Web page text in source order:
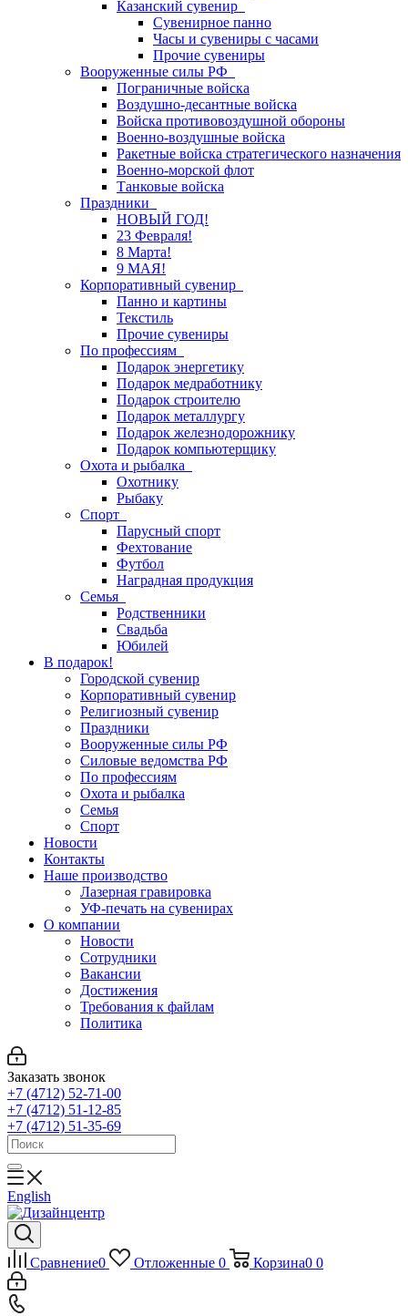
Казанский сувенир
Сувенирное панно
Часы и сувениры с часами
Прочие сувениры
Вооруженные силы РФ
Пограничные войска
Воздушно-десантные войска
Войска противовоздушной обороны
Военно-воздушные войска
Ракетные войска стратегического назначения
Военно-морской флот
Танковые войска
Праздники
НОВЫЙ ГОД!
23 Февраля!
8 Марта!
9 МАЯ!
Корпоративный сувенир
Панно и картины
Текстиль
Прочие сувениры
По профессиям
Подарок энергетику
Подарок медработнику
Подарок строителю
Подарок металлургу
Подарок железнодорожнику
Подарок компьютерщику
Охота и рыбалка
Охотнику
Рыбаку
Спорт
Парусный спорт
Фехтование
Футбол
Наградная продукция
Семья
Родственники
Свадьба
Юбилей
В подарок!
Городской сувенир
Корпоративный сувенир
Религиозный сувенир
Праздники
Вооруженные силы РФ
Силовые ведомства РФ
По профессиям
Охота и рыбалка
Семья
Спорт
Новости
Контакты
Наше производство
Лазерная гравировка
УФ-печать на сувенирах
О компании
Новости
Сотрудники
Вакансии
Достижения
Требования к файлам
Политика
Заказать звонок
+7 (4712) 52-71-00
+7 (4712) 51-12-85
+7 (4712) 51-35-69
English
Сравнение0 Отложенные 0 Корзина0 0